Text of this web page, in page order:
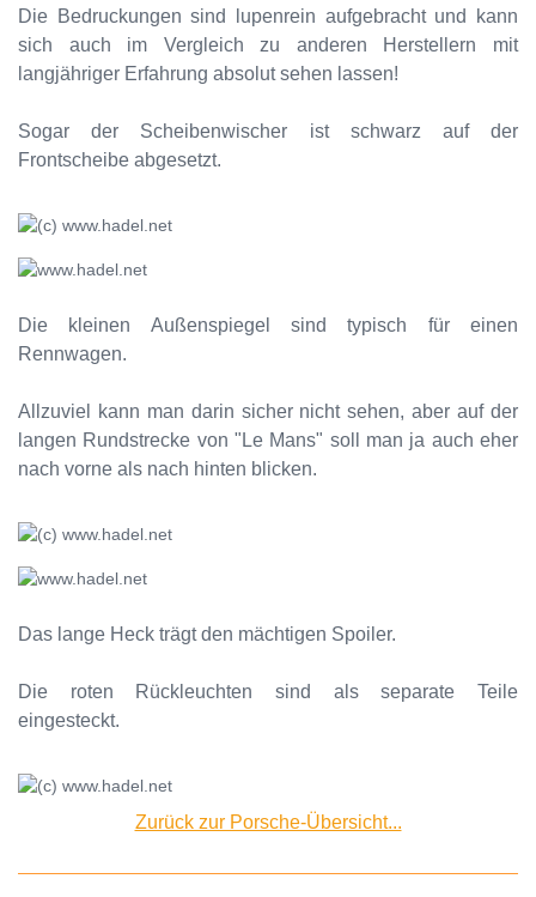
Die Bedruckungen sind lupenrein aufgebracht und kann
sich auch im Vergleich zu anderen Herstellern mit
langjähriger Erfahrung absolut sehen lassen!
Sogar der Scheibenwischer ist schwarz auf der
Frontscheibe abgesetzt.
Die kleinen Außenspiegel sind typisch für einen
Rennwagen.
Allzuviel kann man darin sicher nicht sehen, aber auf der
langen Rundstrecke von "Le Mans" soll man ja auch eher
nach vorne als nach hinten blicken.
Das lange Heck trägt den mächtigen Spoiler.
Die roten Rückleuchten sind als separate Teile
eingesteckt.
Zurück zur Porsche-Übersicht...